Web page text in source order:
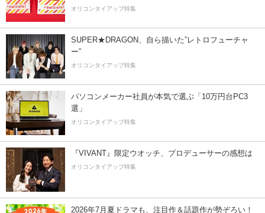
オリコンタイアップ特集
SUPER★DRAGON、自ら描いた”レトロフューチャ
ー”
オリコンタイアップ特集
パソコンメーカー社員が本気で選ぶ「10万円台PC3
選」
オリコンタイアップ特集
『VIVANT』限定ウオッチ、プロデューサーの感想は
オリコンタイアップ特集
2026年7月夏ドラマも、注目作＆話題作が勢ぞろい！